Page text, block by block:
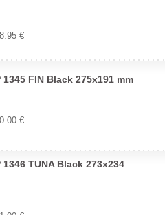
€
FIN Black 275x191 mm
€
TUNA Black 273x234